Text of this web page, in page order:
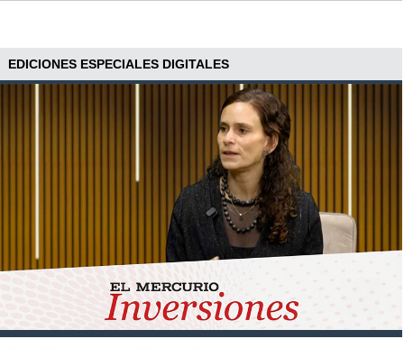
EDICIONES ESPECIALES DIGITALES
SANTO TOMÁS